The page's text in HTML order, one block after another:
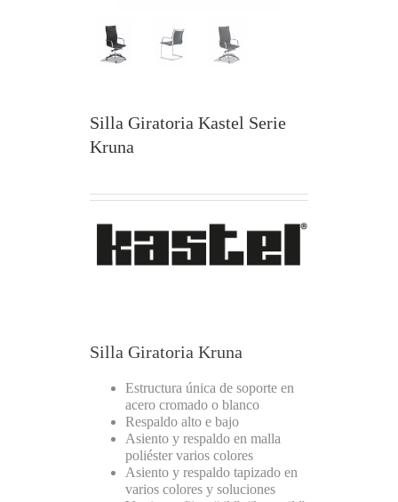
Silla Giratoria Kastel Serie
Kruna
Silla Giratoria Kruna
Estructura única de soporte en
acero cromado o blanco
Respaldo alto e bajo
Asiento y respaldo en malla
poliéster varios colores
Asiento y respaldo tapizado en
varios colores y soluciones